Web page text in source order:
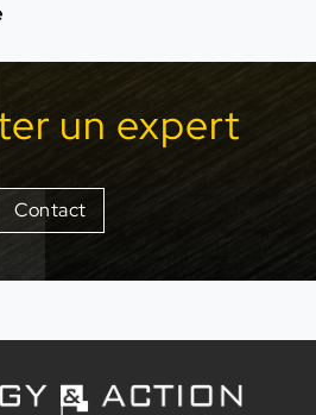
un expert
Contact